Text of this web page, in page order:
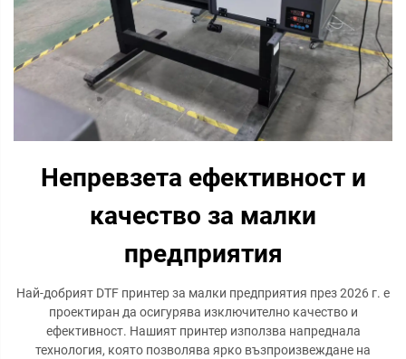
Непревзета ефективност и
качество за малки
предприятия
Най-добрият DTF принтер за малки предприятия през 2026 г. е
проектиран да осигурява изключително качество и
ефективност. Нашият принтер използва напреднала
технология, която позволява ярко възпроизвеждане на